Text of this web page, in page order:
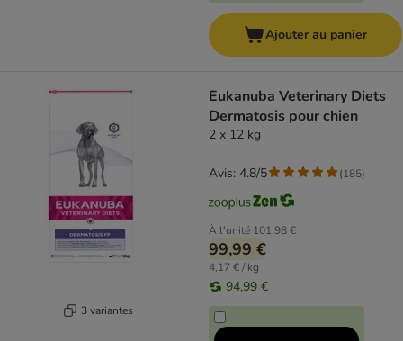
Ajouter au panier
3 variantes
Eukanuba Veterinary Diets
Dermatosis pour chien
2 x 12 kg
À l'unité 101,98 €
99,99 €
4,17 € / kg
94,99 €
Avis: 4.8/5 (185)